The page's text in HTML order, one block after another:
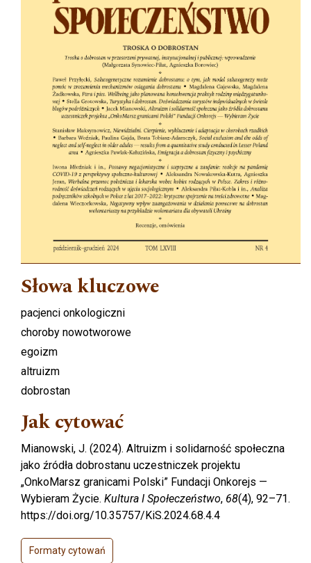
Słowa kluczowe
pacjenci onkologiczni
choroby nowotworowe
egoizm
altruizm
dobrostan
Jak cytować
Mianowski, J. (2024). Altruizm i solidarność społeczna
jako źródła dobrostanu uczestniczek projektu
„OnkoMarsz granicami Polski” Fundacji Onkorejs —
Wybieram Życie. Kultura I Społeczeństwo, 68(4), 92–71.
https://doi.org/10.35757/KiS.2024.68.4.4
Formaty cytowań